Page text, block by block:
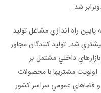
شد.
پايين راه اندازي مشاغل توليد
شد. توليد کنندگان مجاور
داخلي مشتمل بر
مشتريها با محصولات
و فضاهاي عمومي سراسر کشور